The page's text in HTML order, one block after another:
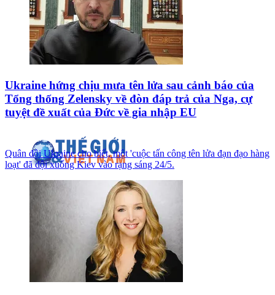
Ukraine hứng chịu mưa tên lửa sau cảnh báo của
Tổng thống Zelensky về đòn đáp trả của Nga, cự
tuyệt đề xuất của Đức về gia nhập EU
Quân đội Ukraine cho biết, một 'cuộc tấn công tên lửa đạn đạo hàng
loạt' đã dội xuống Kiev vào rạng sáng 24/5.